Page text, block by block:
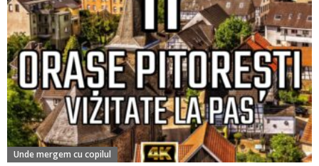
Unde mergem cu copilul